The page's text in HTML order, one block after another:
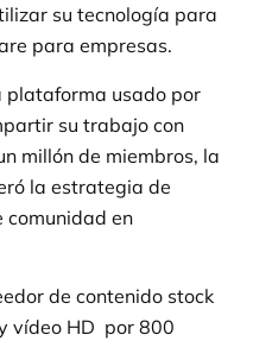
su tecnología para
para empresas.
plataforma usado por
su trabajo con
millón de miembros, la
la estrategia de
comunidad en
de contenido stock
vídeo HD por 800